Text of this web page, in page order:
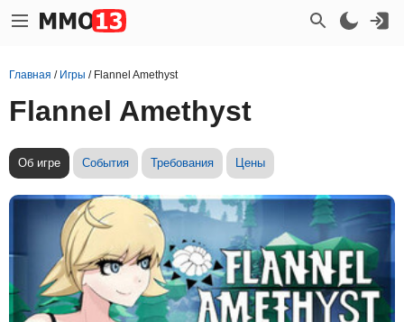
Главная / Игры / Flannel Amethyst
Flannel Amethyst
Об игре События Требования Цены